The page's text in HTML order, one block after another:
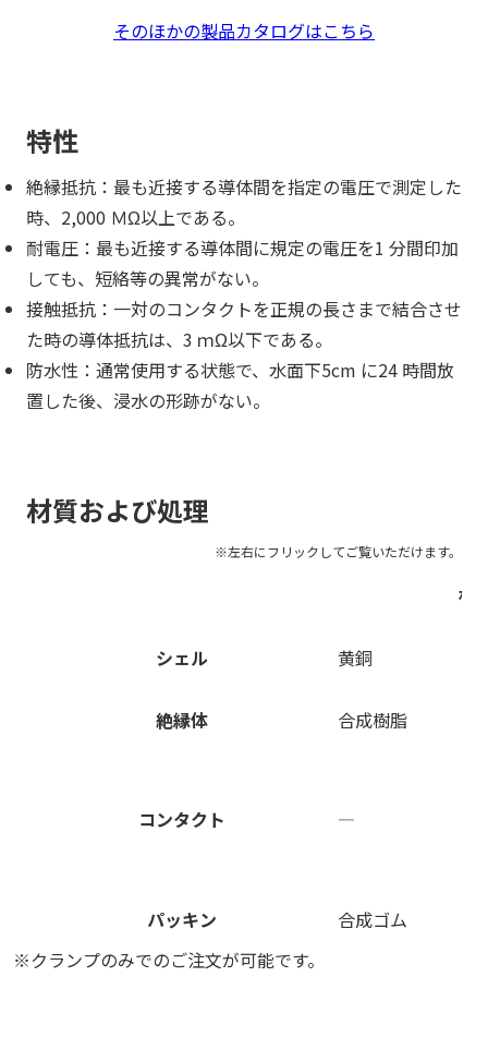
そのほかの製品カタログはこちら
特性
絶縁抵抗：最も近接する導体間を指定の電圧で測定した
時、2,000 ＭΩ以上である。
耐電圧：最も近接する導体間に規定の電圧を1 分間印加
しても、短絡等の異常がない。
接触抵抗：一対のコンタクトを正規の長さまで結合させ
た時の導体抵抗は、3 ｍΩ以下である。
防水性：通常使用する状態で、水面下5cm に24 時間放
置した後、浸水の形跡がない。
材質および処理
材
シェル 黄銅
絶縁体 合成樹脂
コンタクト ―
パッキン
合成ゴム
※クランプのみでのご注文が可能です。